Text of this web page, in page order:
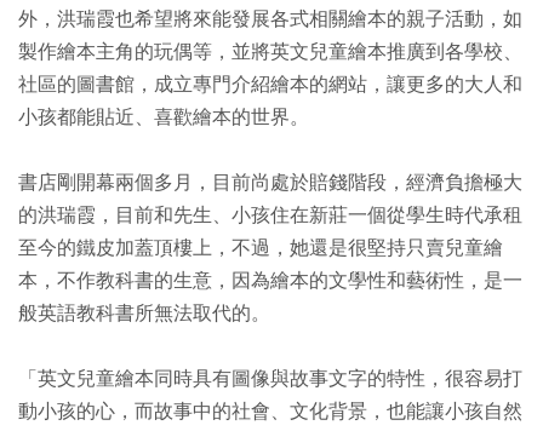
外，洪瑞霞也希望將來能發展各式相關繪本的親子活動，如
製作繪本主角的玩偶等，並將英文兒童繪本推廣到各學校、
社區的圖書館，成立專門介紹繪本的網站，讓更多的大人和
小孩都能貼近、喜歡繪本的世界。
書店剛開幕兩個多月，目前尚處於賠錢階段，經濟負擔極大
的洪瑞霞，目前和先生、小孩住在新莊一個從學生時代承租
至今的鐵皮加蓋頂樓上，不過，她還是很堅持只賣兒童繪
本，不作教科書的生意，因為繪本的文學性和藝術性，是一
般英語教科書所無法取代的。
「英文兒童繪本同時具有圖像與故事文字的特性，很容易打
動小孩的心，而故事中的社會、文化背景，也能讓小孩自然